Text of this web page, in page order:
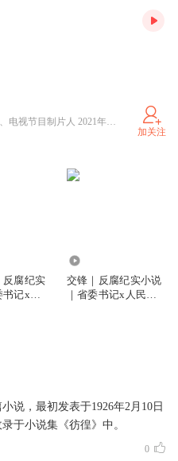
一级播音员、非著名主持人、电视节目制片人 2021年度喜马拉雅畅销书年度勤奋奖探花 近期作品：经典文学类《鲁迅全集》、《愤怒的葡萄》（普利策奖）、《悲惨世界》（雨果三部曲）、《邪恶之路》（诺奖）、《日瓦戈医生》（诺奖）、《三岛由纪夫合集》（诺奖两度提名）《罗生门》（芥川龙之介）；历史军事类《大汉战神：霍去病传》、《大宋武圣：岳飞传》、《护边战将：袁崇焕传》、《抗倭英雄：戚继光传》、《中国古代男子图鉴 帝王将相》、《40位世界著名参谋长》、《德军三大名将全传》；刑侦类《为他准备的谋杀》等等
加关注
反腐纪实
记x人
交锋｜反腐纪实小说
｜省委书记x人民的
说，最初发表于1926年2月10日
于小说集《彷徨》中。
0